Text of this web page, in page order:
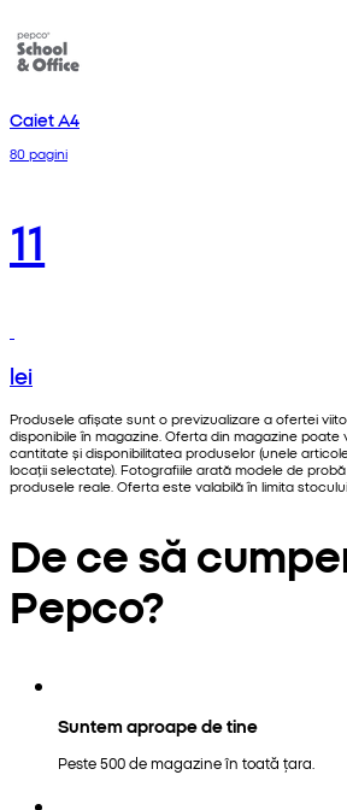
Caiet A4
80 pagini
11
lei
Produsele afișate sunt o previzualizare a ofertei
disponibile în magazine. Oferta din magazine poate
cantitate și disponibilitatea produselor (unele
locații selectate). Fotografiile arată modele de
produsele reale. Oferta este valabilă în limita
De ce să
Pepco?
Suntem aproape de tine
Peste 500 de magazine în toată țara.